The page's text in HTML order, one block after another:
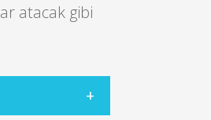
atacak gibi